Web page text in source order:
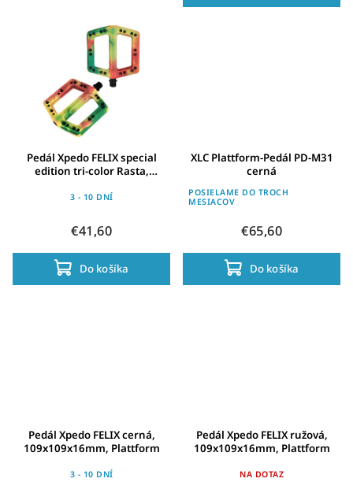
Pedál Xpedo FELIX special
edition tri-color Rasta,
3 - 10 DNÍ
€41,60
Do košíka
XLC Plattform-Pedál PD-M31
cerná
POSIELAME DO TROCH
MESIACOV
€65,60
Do košíka
Pedál Xpedo FELIX cerná,
109x109x16mm, Plattform
3 - 10 DNÍ
Pedál Xpedo FELIX ružová,
109x109x16mm, Plattform
NA DOTAZ